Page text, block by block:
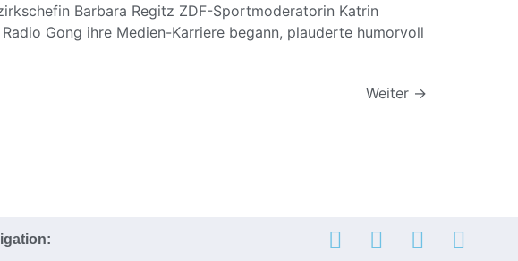
Barbara Regitz ZDF-Sportmoderatorin Katrin
Gong ihre Medien-Karriere begann, plauderte humorvoll
Weiter →